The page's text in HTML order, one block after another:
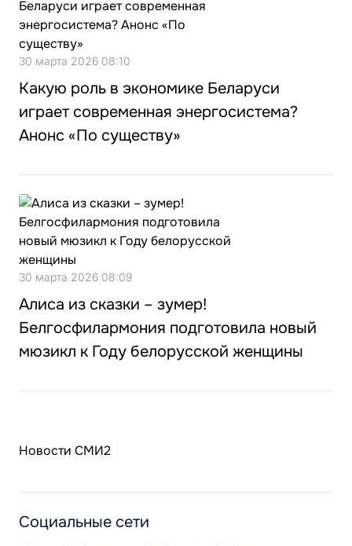
30 марта 2026 08:10
Какую роль в экономике Беларуси
играет современная энергосистема?
Анонс «По существу»
30 марта 2026 08:09
Алиса из сказки – зумер!
Белгосфилармония подготовила новый
мюзикл к Году белорусской женщины
Новости СМИ2
Социальные сети